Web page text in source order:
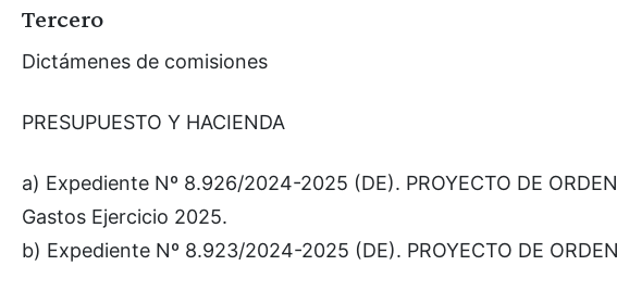
Tercero
Dictámenes de comisiones
PRESUPUESTO Y HACIENDA
a) Expediente Nº 8.926/2024-2025 (DE). PROYECTO DE
Gastos Ejercicio 2025.
b) Expediente Nº 8.923/2024-2025 (DE). PROYECTO DE